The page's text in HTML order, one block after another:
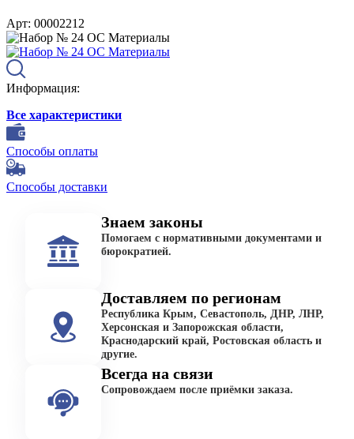
Арт: 00002212
Информация:
Все характеристики
Способы оплаты
Способы доставки
Знаем законы
Помогаем с нормативными документами и
бюрократией.
Доставляем по регионам
Республика Крым, Севастополь, ДНР, ЛНР,
Херсонская и Запорожская области,
Краснодарский край, Ростовская область и
другие.
Всегда на связи
Сопровождаем после приёмки заказа.